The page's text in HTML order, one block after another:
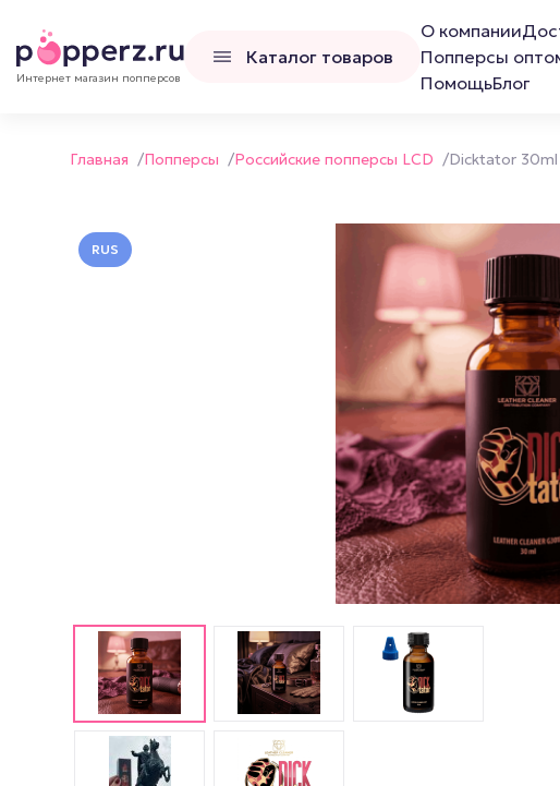
Интернет магазин попперсов
Каталог товаров
О компании
Попперсы
ПомощьБлог
Попперсы Rush (Раш)
Попперсы для мужчин
Попперсы для женщин
Попперсы для фистинга
Наборы попперсов
Главная /Попперсы /Российские попперсы LCD /Dicktator 30ml
RUS